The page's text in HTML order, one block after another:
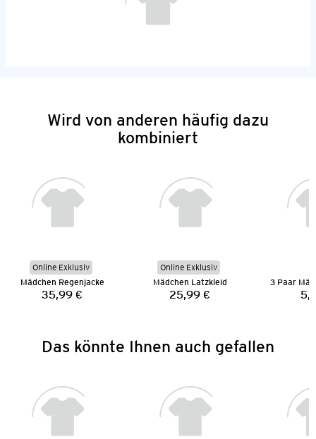
Wird von anderen häufig dazu
kombiniert
Online Exklusiv
Mädchen Regenjacke
Preis:
35,99 €
Online Exklusiv
Mädchen Latzkleid
Preis:
25,99 €
Das könnte Ihnen auch gefallen